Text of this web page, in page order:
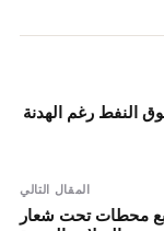
النفط رغم الهدنة
المقال التالي
محطات تحت شعار